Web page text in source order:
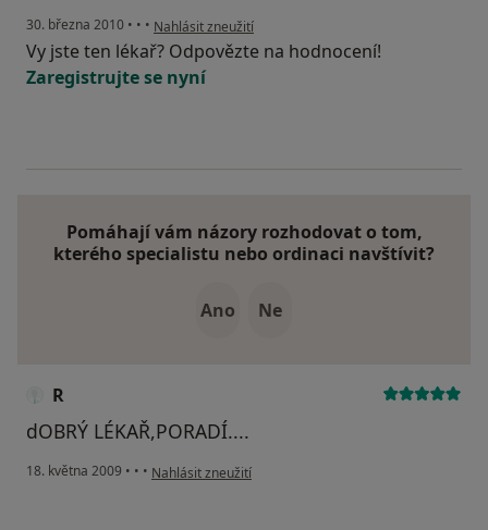
30. března 2010 • • • podle názoru uživatele Pacient
Nahlásit zneužití
Vy jste ten lékař? Odpovězte na hodnocení!
Zaregistrujte se nyní
Pomáhají vám názory rozhodovat o tom,
kterého specialistu nebo ordinaci navštívit?
Ano Ne
R
dOBRÝ LÉKAŘ,PORADÍ....
18. května 2009 • • • podle názoru uživatele R
Nahlásit zneužití